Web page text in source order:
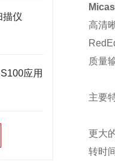
描仪
应用
高清
质量
主要
更大
转时